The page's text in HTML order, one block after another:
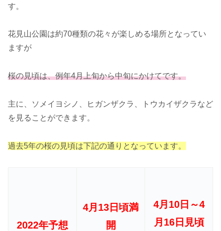
す。
花見山公園は約70種類の花々が楽しめる場所となってい
ますが
桜の見頃は、例年4月上旬から中旬にかけてです。
主に、ソメイヨシノ、ヒガンザクラ、トウカイザクラなど
を見ることができます。
過去5年の桜の見頃は下記の通りとなっています。
2022年予想
4月13日頃満
開
4月10日～4
月16日見頃